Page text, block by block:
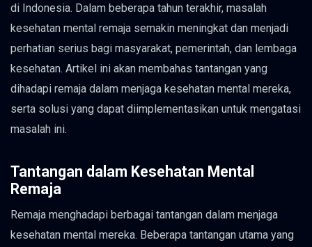
di Indonesia. Dalam beberapa tahun terakhir, masalah
kesehatan mental remaja semakin meningkat dan menjadi
perhatian serius bagi masyarakat, pemerintah, dan lembaga
kesehatan. Artikel ini akan membahas tantangan yang
dihadapi remaja dalam menjaga kesehatan mental mereka,
serta solusi yang dapat diimplementasikan untuk mengatasi
masalah ini.
Tantangan dalam Kesehatan Mental
Remaja
Remaja menghadapi berbagai tantangan dalam menjaga
kesehatan mental mereka. Beberapa tantangan utama yang